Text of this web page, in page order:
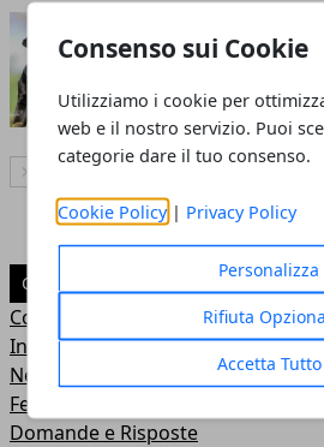
Consenso sui Cookie
Utilizziamo i cookie per
web e il nostro servizio. Puoi
categorie dare il tuo consenso.
Cookie Policy | Privacy Policy
Personalizza
Rifiuta
Accetta Tutto
Redazione
Articolo Successivo
CATEGORIE
Consigli
Interviste
News
Federazioni
Domande e Risposte